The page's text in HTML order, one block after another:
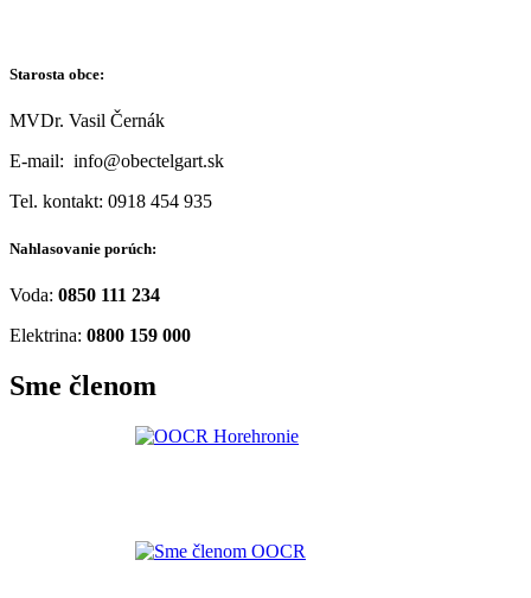
Starosta obce:
MVDr. Vasil Černák
E-mail: info@obectelgart.sk
Tel. kontakt: 0918 454 935
Nahlasovanie porúch:
Voda: 0850 111 234
Elektrina: 0800 159 000
Sme členom